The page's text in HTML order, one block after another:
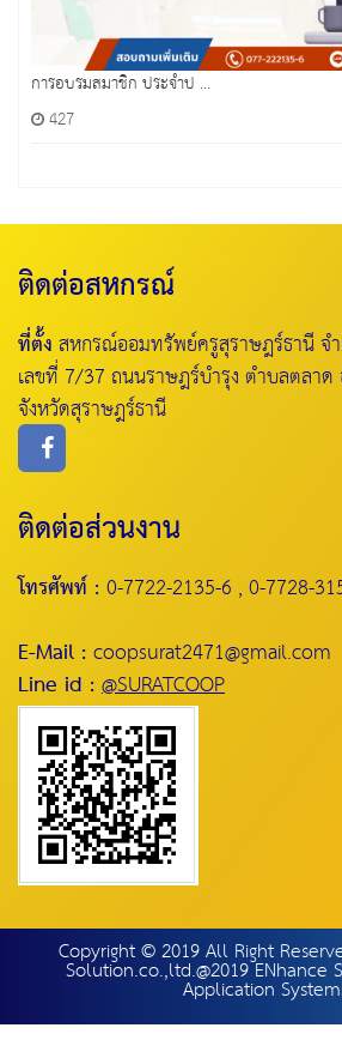
การอบรมสมาชิก ประจำป ...
427
ติดต่อสหกรณ์
ที่ตั้งสหกรณ์ออมทรัพย์ครูสุราษฎร์ธานี จ
เลขที่ 7/37 ถนนราษฎร์บำรุง ตำบลตลาด
จังหวัดสุราษฎร์ธานี
ติดต่อส่วนงาน
โทรศัพท์ :0-7722-2135-6 , 0-7728-
E-Mail :coopsurat2471@gmail.com
Line id :@SURATCOOP
Copyright © 2019 All Right
Solution.co.,ltd.@2019 ENhance
Application